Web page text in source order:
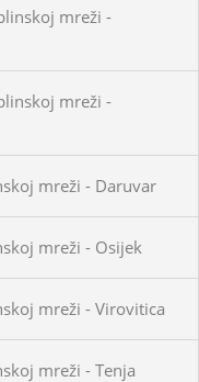
mreži -
mreži -
mreži - Daruvar
mreži - Osijek
mreži - Virovitica
mreži - Tenja